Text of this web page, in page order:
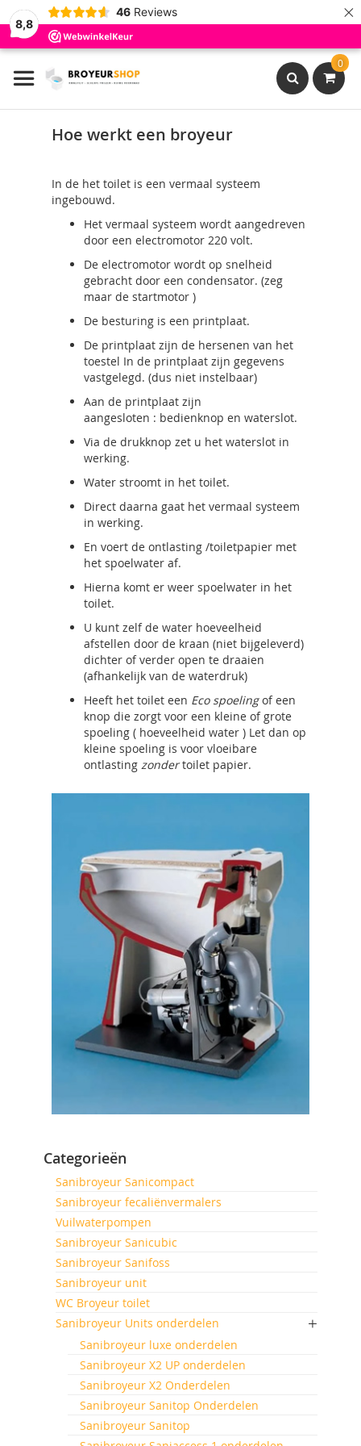
8,8
46 Reviews ×
Ga
naar
de
0
Search
Hoe werkt een broyeur
In de het toilet is een vermaal systeem
ingebouwd.
Het vermaal systeem wordt aangedreven
door een electromotor 220 volt.
De electromotor wordt op snelheid
gebracht door een condensator. (zeg
maar de startmotor )
De besturing is een printplaat.
De printplaat zijn de hersenen van het
toestel In de printplaat zijn gegevens
vastgelegd. (dus niet instelbaar)
Aan de printplaat zijn
aangesloten : bedienknop en waterslot.
Via de drukknop zet u het waterslot in
werking.
Water stroomt in het toilet.
Direct daarna gaat het vermaal systeem
in werking.
En voert de ontlasting /toiletpapier met
het spoelwater af.
Hierna komt er weer spoelwater in het
toilet.
U kunt zelf de water hoeveelheid
afstellen door de kraan (niet bijgeleverd)
dichter of verder open te draaien
(afhankelijk van de waterdruk)
Heeft het toilet een Eco spoelingof een
knop die zorgt voor een kleine of grote
spoeling ( hoeveelheid water ) Let dan op
kleine spoeling is voor vloeibare
ontlasting zondertoilet papier.
Categorieën
Sanibroyeur Sanicompact
Sanibroyeur fecaliënvermalers
Vuilwaterpompen
Sanibroyeur Sanicubic
Sanibroyeur Sanifoss
Sanibroyeur unit
WC Broyeur toilet
Sanibroyeur Units onderdelen
Sanibroyeur luxe onderdelen
Sanibroyeur X2 UP onderdelen
Sanibroyeur X2 Onderdelen
Sanibroyeur Sanitop Onderdelen
Sanibroyeur Sanitop